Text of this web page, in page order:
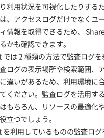
利用状況を可視化したりする
、アクセスログだけでなくユ
情報を取得できるため、
かも確認できます。
は 2 種類の方法で監査ログ
ログの表示場所や検索範囲、
違いがあるため、利用環境に
ください。監査ログを活用す
もちろん、リソースの最適化
立つでしょう。
利用しているものの監査ロ